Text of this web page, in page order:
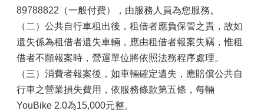
89788822（一般付費），由服務人員為您服務。
（二）公共自行車租出後，租借者應負保管之責，故如
遺失係為租借者遺失車輛，應由租借者報案失竊，惟租
借者不願報案時，營運單位將依照法務程序處理。
（三）消費者報案後，如車輛確定遺失，應賠償公共自
行車之營業損失費用，依服務條款第五條，每輛
YouBike 2.0為15,000元整。